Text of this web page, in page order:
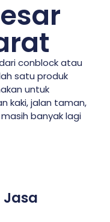
conblock atau
satu produk
untuk
kaki, jalan taman,
banyak lagi